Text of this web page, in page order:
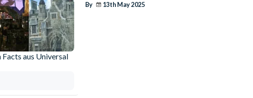
aus Universal
By 13th May 2025